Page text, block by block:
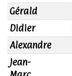
Gérald
Didier
Alexandre
Jean-